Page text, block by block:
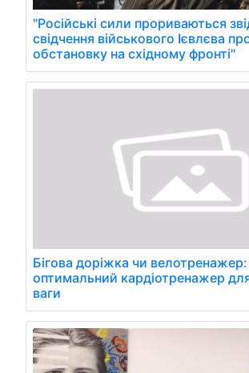
"Російські сили прориваються
свідчення військового Ієвлєва
обстановку на східному фронті"
Бігова доріжка чи
оптимальний кардіотренажер
ваги